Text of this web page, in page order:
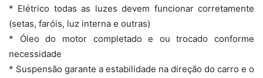
* Elétrico todas as luzes devem funcionar corretamente
(setas, faróis, luz interna e outras)
* Óleo do motor completado e ou trocado conforme
necessidade
* Suspensão garante a estabilidade na direção do carro e o